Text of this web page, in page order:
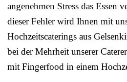
angenehmen Stress das Essen
dieser Fehler wird Ihnen mit
Hochzeitscaterings aus
bei der Mehrheit unserer
mit Fingerfood in einem